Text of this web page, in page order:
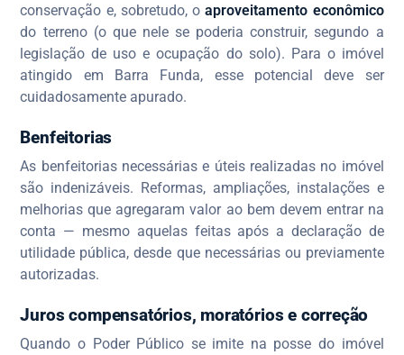
conservação e, sobretudo, oaproveitamento econômico
do terreno (o que nele se poderia construir, segundo a
legislação de uso e ocupação do solo). Para o imóvel
atingido em Barra Funda, esse potencial deve ser
cuidadosamente apurado.
Benfeitorias
As benfeitorias necessárias e úteis realizadas no imóvel
são indenizáveis. Reformas, ampliações, instalações e
melhorias que agregaram valor ao bem devem entrar na
conta — mesmo aquelas feitas após a declaração de
utilidade pública, desde que necessárias ou previamente
autorizadas.
Juros compensatórios, moratórios e correção
Quando o Poder Público se imite na posse do imóvel